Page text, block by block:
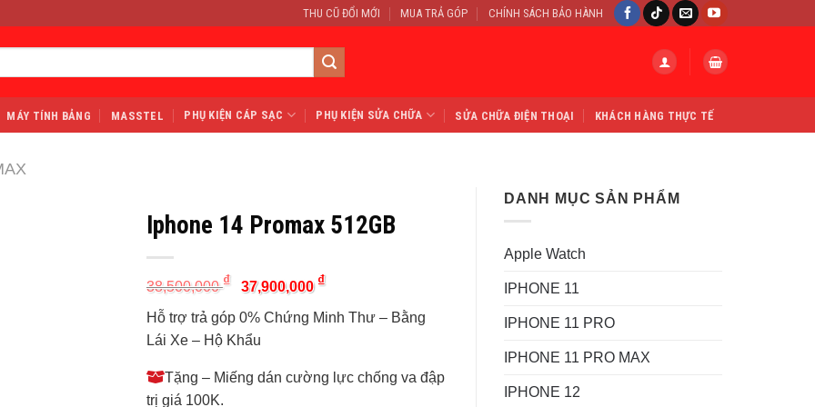
THU CŨ ĐỔI MỚI MUA TRẢ GÓP CHÍNH SÁCH BẢO HÀNH
MÁY TÍNH BẢNG MASSTEL PHỤ KIỆN CÁP SẠC PHỤ KIỆN SỬA CHỮA SỬA CHỮA ĐIỆN THOẠI KHÁCH HÀNG THỰC TẾ
DANH MỤC SẢN PHẨM
Apple Watch
IPHONE 11
IPHONE 11 PRO
IPHONE 11 PRO MAX
IPHONE 12
Iphone 14 Promax 512GB
38,500,000₫
Original
price
was:
38,500,000 ₫.
37,900,000 ₫Current
is:
37,900,000 ₫.
Hỗ trợ trả góp 0% Chứng Minh Thư – Bằng
Lái Xe – Hộ Khẩu
Tặng – Miếng dán cường lực chống va đập
trị giá 100K.